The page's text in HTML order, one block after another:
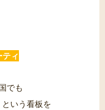
ィ
でも
という看板を